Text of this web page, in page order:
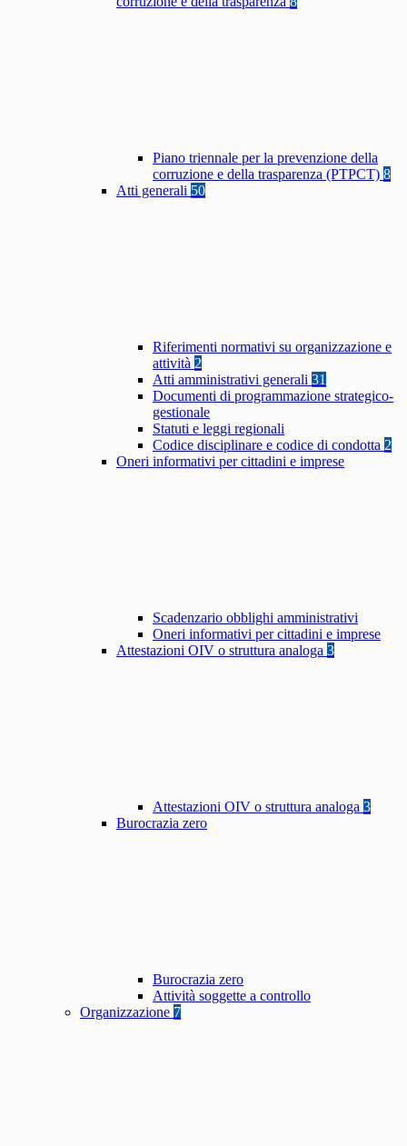
Piano triennale per la prevenzione della
corruzione e della trasparenza (PTPCT) 8
Atti generali 50
Riferimenti normativi su organizzazione e
attività 2
Atti amministrativi generali 31
Documenti di programmazione strategico-
gestionale
Statuti e leggi regionali
Codice disciplinare e codice di condotta 2
Oneri informativi per cittadini e imprese
Scadenzario obblighi amministrativi
Oneri informativi per cittadini e imprese
Attestazioni OIV o struttura analoga 3
Attestazioni OIV o struttura analoga 3
Burocrazia zero
Burocrazia zero
Attività soggette a controllo
Organizzazione 7